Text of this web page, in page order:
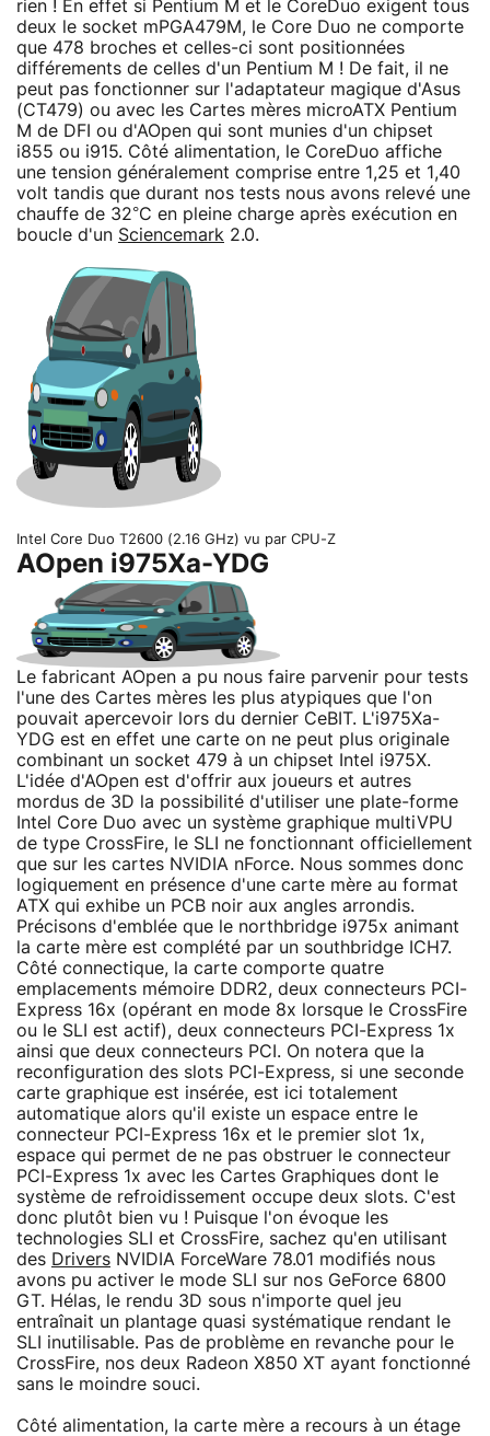
rien ! En effet si Pentium M et le CoreDuo exigent tous
deux le socket mPGA479M, le Core Duo ne comporte
que 478 broches et celles-ci sont positionnées
différements de celles d'un Pentium M ! De fait, il ne
peut pas fonctionner sur l'adaptateur magique d'Asus
(CT479) ou avec les Cartes mères microATX Pentium
M de DFI ou d'AOpen qui sont munies d'un chipset
i855 ou i915. Côté alimentation, le CoreDuo affiche
une tension généralement comprise entre 1,25 et 1,40
volt tandis que durant nos tests nous avons relevé une
chauffe de 32°C en pleine charge après exécution en
boucle d'un Sciencemark 2.0.
Intel Core Duo T2600 (2.16 GHz) vu par CPU-Z
AOpen i975Xa-YDG
Le fabricant AOpen a pu nous faire parvenir pour tests
l'une des Cartes mères les plus atypiques que l'on
pouvait apercevoir lors du dernier CeBIT. L'i975Xa-
YDG est en effet une carte on ne peut plus originale
combinant un socket 479 à un chipset Intel i975X.
L'idée d'AOpen est d'offrir aux joueurs et autres
mordus de 3D la possibilité d'utiliser une plate-forme
Intel Core Duo avec un système graphique multiVPU
de type CrossFire, le SLI ne fonctionnant officiellement
que sur les cartes NVIDIA nForce. Nous sommes donc
logiquement en présence d'une carte mère au format
ATX qui exhibe un PCB noir aux angles arrondis.
Précisons d'emblée que le northbridge i975x animant
la carte mère est complété par un southbridge ICH7.
Côté connectique, la carte comporte quatre
emplacements mémoire DDR2, deux connecteurs PCI-
Express 16x (opérant en mode 8x lorsque le CrossFire
ou le SLI est actif), deux connecteurs PCI-Express 1x
ainsi que deux connecteurs PCI. On notera que la
reconfiguration des slots PCI-Express, si une seconde
carte graphique est insérée, est ici totalement
automatique alors qu'il existe un espace entre le
connecteur PCI-Express 16x et le premier slot 1x,
espace qui permet de ne pas obstruer le connecteur
PCI-Express 1x avec les Cartes Graphiques dont le
système de refroidissement occupe deux slots. C'est
donc plutôt bien vu ! Puisque l'on évoque les
technologies SLI et CrossFire, sachez qu'en utilisant
des Drivers NVIDIA ForceWare 78.01 modifiés nous
avons pu activer le mode SLI sur nos GeForce 6800
GT. Hélas, le rendu 3D sous n'importe quel jeu
entraînait un plantage quasi systématique rendant le
SLI inutilisable. Pas de problème en revanche pour le
CrossFire, nos deux Radeon X850 XT ayant fonctionné
sans le moindre souci.
Côté alimentation, la carte mère a recours à un étage